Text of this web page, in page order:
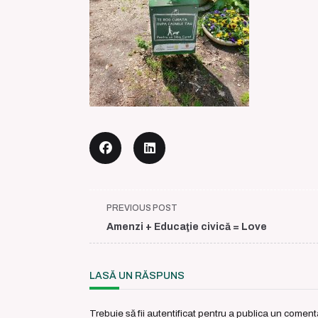
<span
class="nav-
subtitle
reader-
text">Page</span>
PREVIOUS POST
Amenzi + Educaţie civică = Love
LASĂ UN RĂSPUNS
Trebuie să fii autentificat pentru a publica un